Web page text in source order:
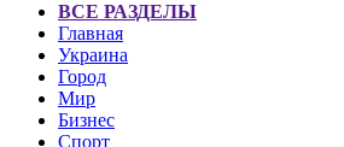
ВСЕ РАЗДЕЛЫ
Главная
Украина
Город
Мир
Бизнес
Спорт